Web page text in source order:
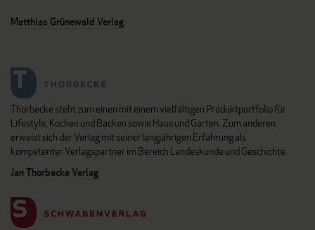
Matthias Grünewald Verlag
Thorbecke steht zum einen mit einem vielfältigen Produktportfolio für
Lifestyle, Kochen und Backen sowie Haus und Garten. Zum anderen
erweist sich der Verlag mit seiner langjährigen Erfahrung als
kompetenter Verlagspartner im Bereich Landeskunde und Geschichte.
Jan Thorbecke Verlag